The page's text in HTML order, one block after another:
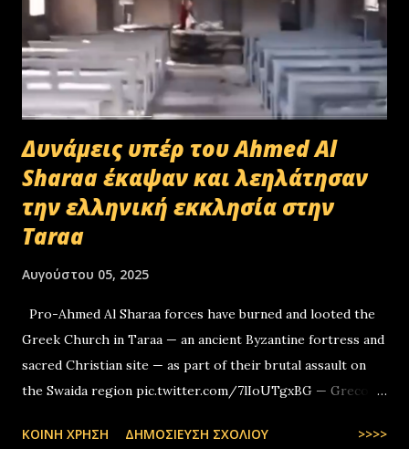
Δυνάμεις υπέρ του Ahmed Al
Sharaa έκαψαν και λεηλάτησαν
την ελληνική εκκλησία στην
Taraa
Αυγούστου 05, 2025
Pro-Ahmed Al Sharaa forces have burned and looted the
Greek Church in Taraa — an ancient Byzantine fortress and
sacred Christian site — as part of their brutal assault on
the Swaida region pic.twitter.com/7lIoUTgxBG — Greco-
ΚΟΙΝΉ ΧΡΉΣΗ ΔΗΜΟΣΊΕΥΣΗ ΣΧΟΛΊΟΥ >>>>